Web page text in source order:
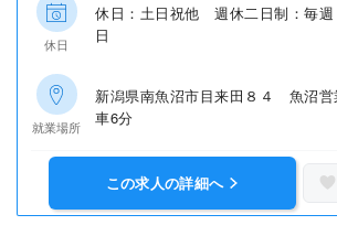
休日
休日：土日祝他 週休二日制：毎
日
就業場所
新潟県南魚沼市目来田８４ 魚沼
車6分
この求人の詳細へ